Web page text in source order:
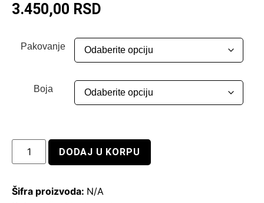
3.450,00 RSD
Pakovanje
Boja
DODAJ U KORPU
Šifra proizvoda: N/A